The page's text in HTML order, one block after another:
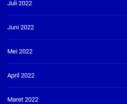
Juli 2022
Juni 2022
Mei 2022
April 2022
Maret 2022